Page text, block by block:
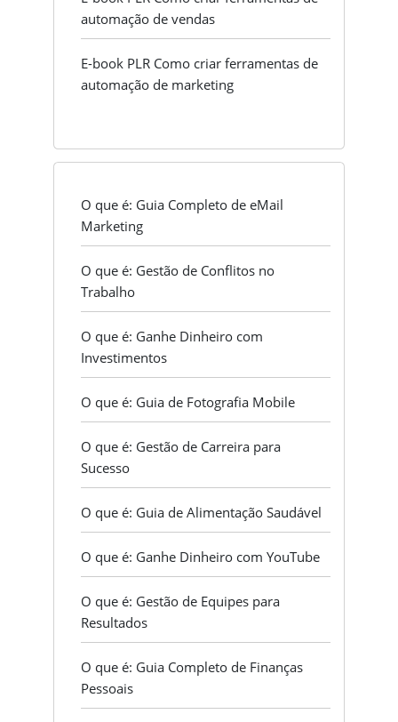
automação de vendas
E-book PLR Como criar ferramentas de
automação de marketing
O que é: Guia Completo de eMail
Marketing
O que é: Gestão de Conflitos no
Trabalho
O que é: Ganhe Dinheiro com
Investimentos
O que é: Guia de Fotografia Mobile
O que é: Gestão de Carreira para
Sucesso
O que é: Guia de Alimentação Saudável
O que é: Ganhe Dinheiro com YouTube
O que é: Gestão de Equipes para
Resultados
O que é: Guia Completo de Finanças
Pessoais